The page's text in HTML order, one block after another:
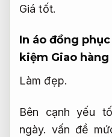
Giá tốt.
In áo đồng
kiệm Giao
Làm đẹp.
Bên cạnh yếu
ngày. vấn đề